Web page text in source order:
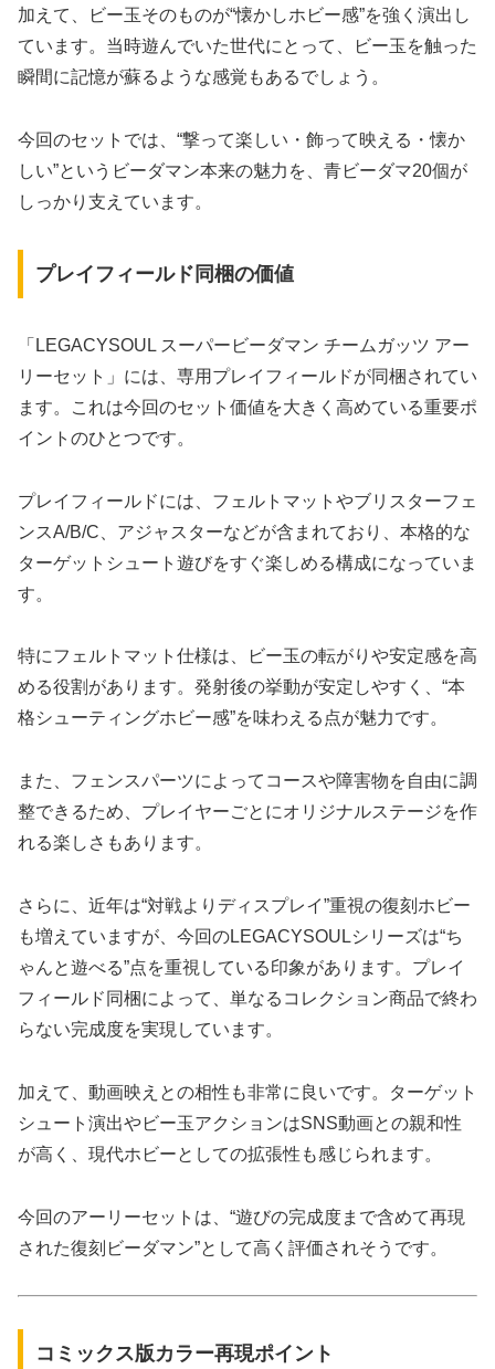
加えて、ビー玉そのものが“懐かしホビー感”を強く演出し
ています。当時遊んでいた世代にとって、ビー玉を触った
瞬間に記憶が蘇るような感覚もあるでしょう。
今回のセットでは、“撃って楽しい・飾って映える・懐か
しい”というビーダマン本来の魅力を、青ビーダマ20個が
しっかり支えています。
プレイフィールド同梱の価値
「LEGACYSOUL スーパービーダマン チームガッツ アー
リーセット」には、専用プレイフィールドが同梱されてい
ます。これは今回のセット価値を大きく高めている重要ポ
イントのひとつです。
プレイフィールドには、フェルトマットやブリスターフェ
ンスA/B/C、アジャスターなどが含まれており、本格的な
ターゲットシュート遊びをすぐ楽しめる構成になっていま
す。
特にフェルトマット仕様は、ビー玉の転がりや安定感を高
める役割があります。発射後の挙動が安定しやすく、“本
格シューティングホビー感”を味わえる点が魅力です。
また、フェンスパーツによってコースや障害物を自由に調
整できるため、プレイヤーごとにオリジナルステージを作
れる楽しさもあります。
さらに、近年は“対戦よりディスプレイ”重視の復刻ホビー
も増えていますが、今回のLEGACYSOULシリーズは“ち
ゃんと遊べる”点を重視している印象があります。プレイ
フィールド同梱によって、単なるコレクション商品で終わ
らない完成度を実現しています。
加えて、動画映えとの相性も非常に良いです。ターゲット
シュート演出やビー玉アクションはSNS動画との親和性
が高く、現代ホビーとしての拡張性も感じられます。
今回のアーリーセットは、“遊びの完成度まで含めて再現
された復刻ビーダマン”として高く評価されそうです。
コミックス版カラー再現ポイント